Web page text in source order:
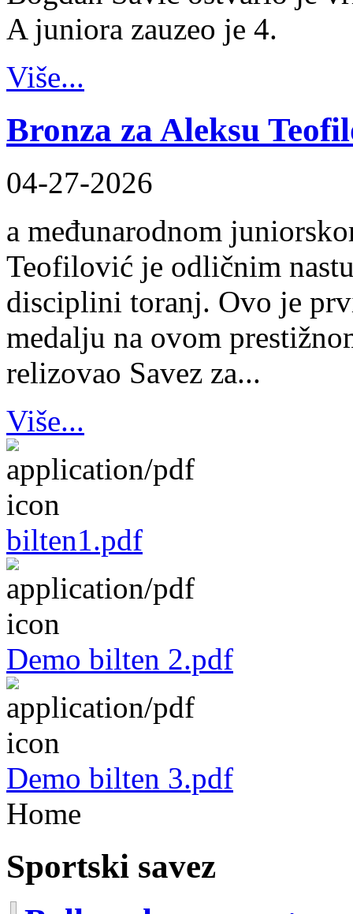
A juniora zauzeo je 4.
Više...
Bronza za Aleksu
04-27-2026
a međunarodnom
Teofilović je odličnim
disciplini toranj. Ovo je
medalju na ovom
relizovao Savez za...
Više...
bilten1.pdf
Demo bilten 2.pdf
Demo bilten 3.pdf
Home
Sportski savez